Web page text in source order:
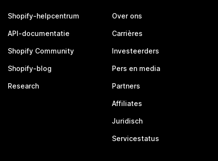
Shopify-helpcentrum
API-documentatie
Shopify Community
Shopify-blog
Research
Over ons
Carrières
Investeerders
Pers en media
Partners
Affiliates
Juridisch
Servicestatus